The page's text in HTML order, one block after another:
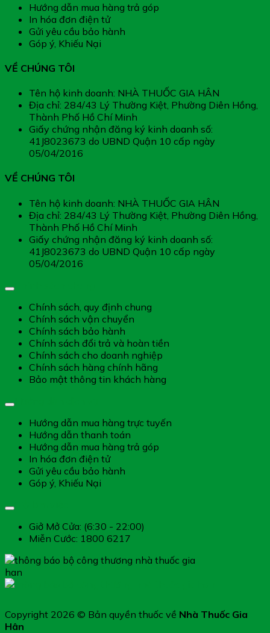
Hướng dẫn mua hàng trả góp
In hóa đơn điện tử
Gửi yêu cầu bảo hành
Góp ý, Khiếu Nại
VỀ CHÚNG TÔI
Tên hộ kinh doanh: NHÀ THUỐC GIA HÂN
Địa chỉ: 284/43 Lý Thường Kiệt, Phường Diên Hồng,
Thành Phố Hồ Chí Minh
Giấy chứng nhận đăng ký kinh doanh số:
41J8023673 do UBND Quận 10 cấp ngày
05/04/2016
VỀ CHÚNG TÔI
Tên hộ kinh doanh: NHÀ THUỐC GIA HÂN
Địa chỉ: 284/43 Lý Thường Kiệt, Phường Diên Hồng,
Thành Phố Hồ Chí Minh
Giấy chứng nhận đăng ký kinh doanh số:
41J8023673 do UBND Quận 10 cấp ngày
05/04/2016
Chính sách, quy định chung
Chính sách vận chuyển
Chính sách bảo hành
Chính sách đổi trả và hoàn tiền
Chính sách cho doanh nghiệp
Chính sách hàng chính hãng
Bảo mật thông tin khách hàng
Hướng dẫn mua hàng trực tuyến
Hướng dẫn thanh toán
Hướng dẫn mua hàng trả góp
In hóa đơn điện tử
Gửi yêu cầu bảo hành
Góp ý, Khiếu Nại
Giở Mở Cửa: (6:30 - 22:00)
Miễn Cước: 1800 6217
Copyright 2026 © Bản quyền thuốc về Nhà Thuốc Gia
Hân